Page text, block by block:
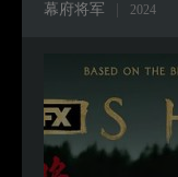
幕府将军 2024